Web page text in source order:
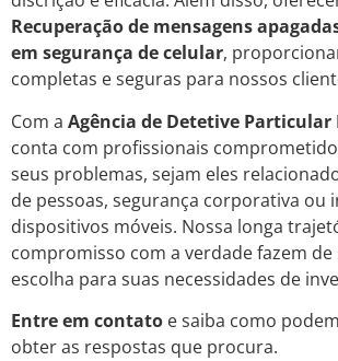
Recuperação de mensagens
em segurança de celular,
completas e seguras para nossos
Com a Agência de Detetive Particular
conta com profissionais
seus problemas, sejam eles
de pessoas, segurança corporativa ou
dispositivos móveis. Nossa longa
compromisso com a verdade fazem
escolha para suas necessidades de
Entre em contato e saiba como
obter as respostas que procura.